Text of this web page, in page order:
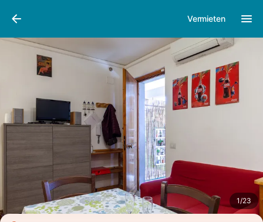
Vermieten
1/23
Bilder